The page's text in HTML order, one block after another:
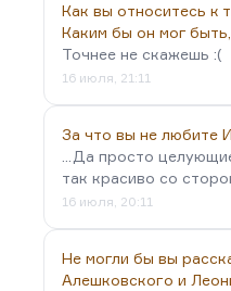
Как вы относитесь к
Каким бы он мог
Точнее не скажешь :(
16 июля, 21:11
За что вы не любите
...Да просто
так красиво со
16 июля, 20:11
Не могли бы вы
Алешковского и